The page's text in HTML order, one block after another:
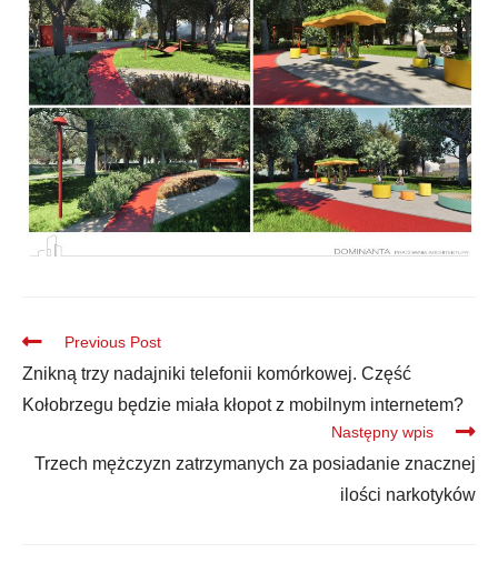
Previous Post
Znikną trzy nadajniki telefonii komórkowej. Część
Kołobrzegu będzie miała kłopot z mobilnym internetem?
Następny wpis
Trzech mężczyzn zatrzymanych za posiadanie znacznej
ilości narkotyków